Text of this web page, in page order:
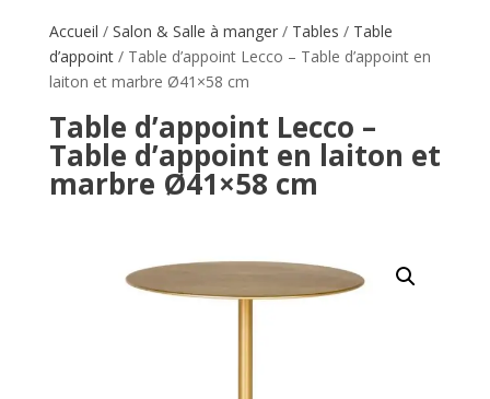
Accueil / Salon & Salle à manger/ Tables / Table
d’appoint/ Table d’appoint Lecco – Table d’appoint en
laiton et marbre Ø41×58 cm
Table d’appoint Lecco –
Table d’appoint en laiton et
marbre Ø41×58 cm